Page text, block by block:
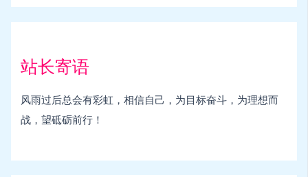
站长寄语
风雨过后总会有彩虹，相信自己，为目标奋斗，为理想而
战，望砥砺前行！